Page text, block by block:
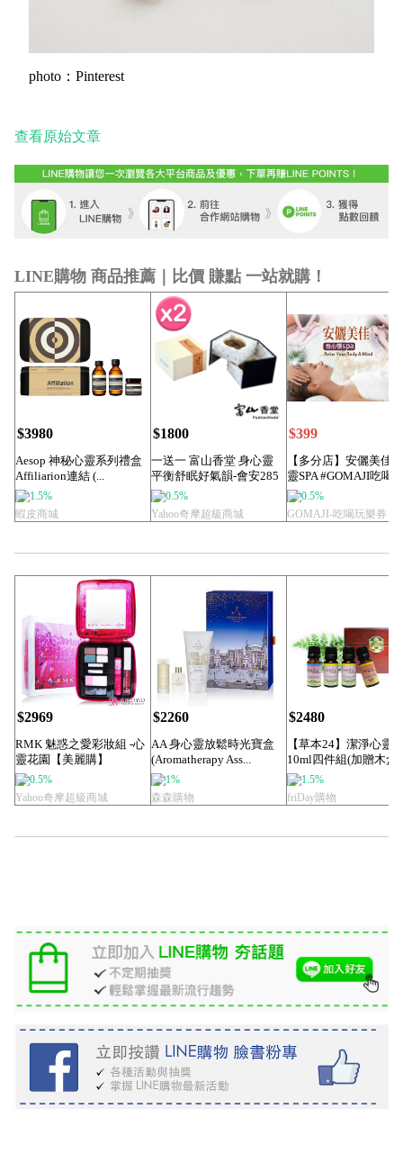
photo：Pinterest
查看原始文章
LINE購物 商品推薦｜比價 賺點 一站就購！
$3980
Aesop 神秘心靈系列禮盒
Affiliarion連結 (...
1.5%
蝦皮商城
$1800
一送一 富山香堂 身心靈
平衡舒眠好氣韻-會安285
1.5-...0.5%
Yahoo奇摩超級商城
$399
【多分店】安儷美佳
靈SPA #GOMAJI吃喝
券#電...
0.5%
GOMAJI-吃喝玩樂券
$2969
RMK 魅惑之愛彩妝組 -心
靈花園【美麗購】
0.5%
Yahoo奇摩超級商城
$2260
AA 身心靈放鬆時光寶盒
(Aromatherapy Ass...
1%
森森購物
$2480
【草本24】潔淨心靈
10ml四件組(加贈木盒)
1.5%
friDay購物